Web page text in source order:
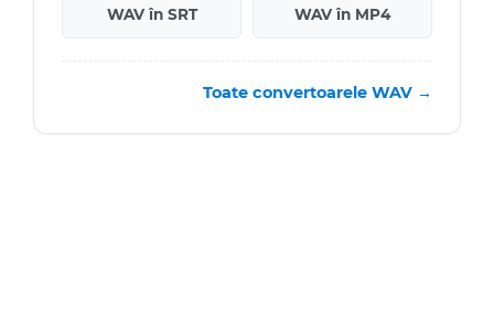
WAV în SRT WAV în MP4
Toate convertoarele WAV →